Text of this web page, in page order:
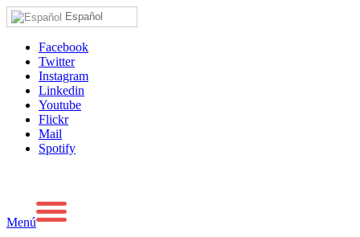
Español
Facebook
Twitter
Instagram
Linkedin
Youtube
Flickr
Mail
Spotify
Menú